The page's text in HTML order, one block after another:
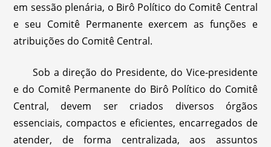
em sessão plenária, o Birô Político do Comitê Central
e seu Comitê Permanente exercem as funções e
atribuições do Comitê Central.
Sob a direção do Presidente, do Vice-presidente
e do Comitê Permanente do Birô Político do Comitê
Central, devem ser criados diversos órgãos
essenciais, compactos e eficientes, encarregados de
atender, de forma centralizada, aos assuntos